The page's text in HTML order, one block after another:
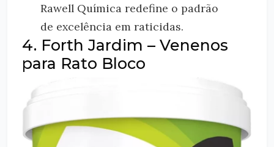
Rawell Química redefine o padrão
de excelência em raticidas.
4. Forth Jardim – Venenos
para Rato Bloco